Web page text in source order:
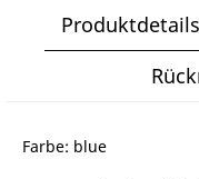
Produktdetails
Farbe: blue